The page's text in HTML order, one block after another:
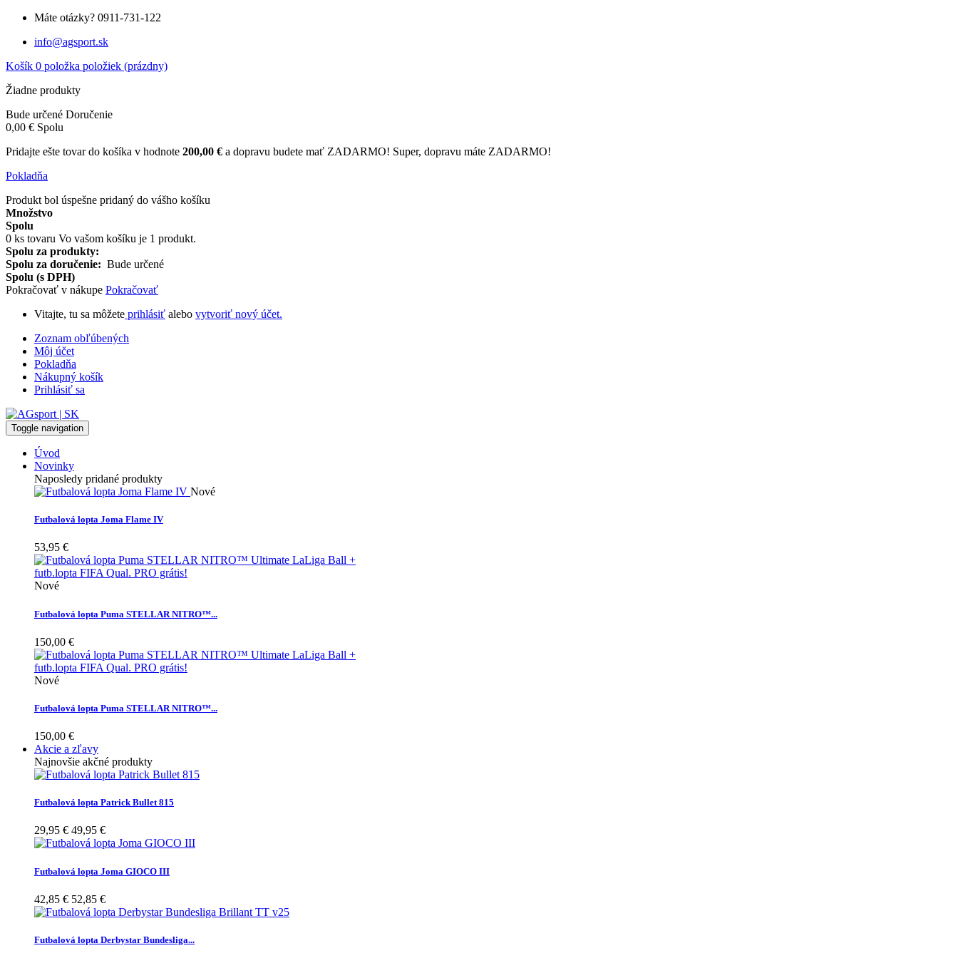
Máte otázky? 0911-731-122
info@agsport.sk
Košík 0 položka položiek (prázdny)
Žiadne produkty
Bude určené Doručenie
0,00 € Spolu
Pridajte ešte tovar do košíka v hodnote 200,00 € a dopravu budete mať ZADARMO! Super, dopravu máte ZADARMO!
Pokladňa
Produkt bol úspešne pridaný do vášho košíku
Množstvo
Spolu
0 ks tovaru Vo vašom košíku je 1 produkt.
Spolu za produkty:
Spolu za doručenie: Bude určené
Spolu (s DPH)
Pokračovať v nákupe Pokračovať
Vitajte, tu sa môžete prihlásiť alebo vytvoriť nový účet.
Zoznam obľúbených
Môj účet
Pokladňa
Nákupný košík
Prihlásiť sa
Toggle navigation
Úvod
Novinky
Naposledy pridané produkty
Nové
Futbalová lopta Joma Flame IV
53,95 €
Nové
Futbalová lopta Puma STELLAR NITRO™...
150,00 €
Nové
Futbalová lopta Puma STELLAR NITRO™...
150,00 €
Akcie a zľavy
Najnovšie akčné produkty
Futbalová lopta Patrick Bullet 815
29,95 € 49,95 €
Futbalová lopta Joma GIOCO III
42,85 € 52,85 €
Futbalová lopta Derbystar Bundesliga...